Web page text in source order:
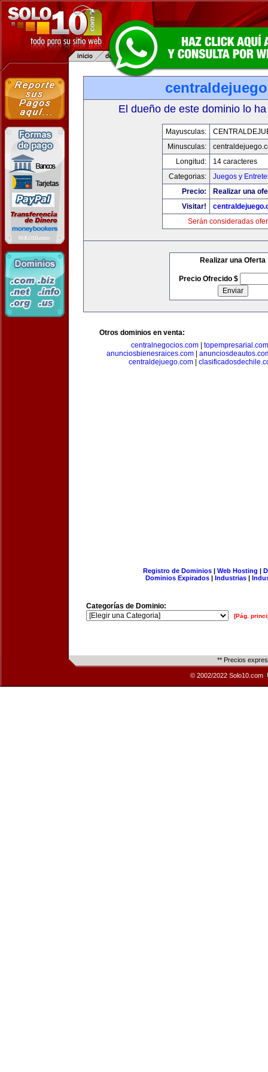
El dueño de este dominio lo
Mayusculas:
Minusculas:
Longitud:
14 caracteres
Categorias:
Juegos y
Precio:
Realizar una
Visitar!
Serán consideradas
Realizar una Oferta
Precio Ofrecido $
Otros dominios en venta:
centralnegocios.com| topempresarial.com
anunciosbienesraices.com|
centraldejuego.com
Registro de Dominios| Web Hosting |
Dominios Expirados | Industrias |
Categorías de Dominio:
[Pág.
** Precios
© 2002/2022 Solo10.com